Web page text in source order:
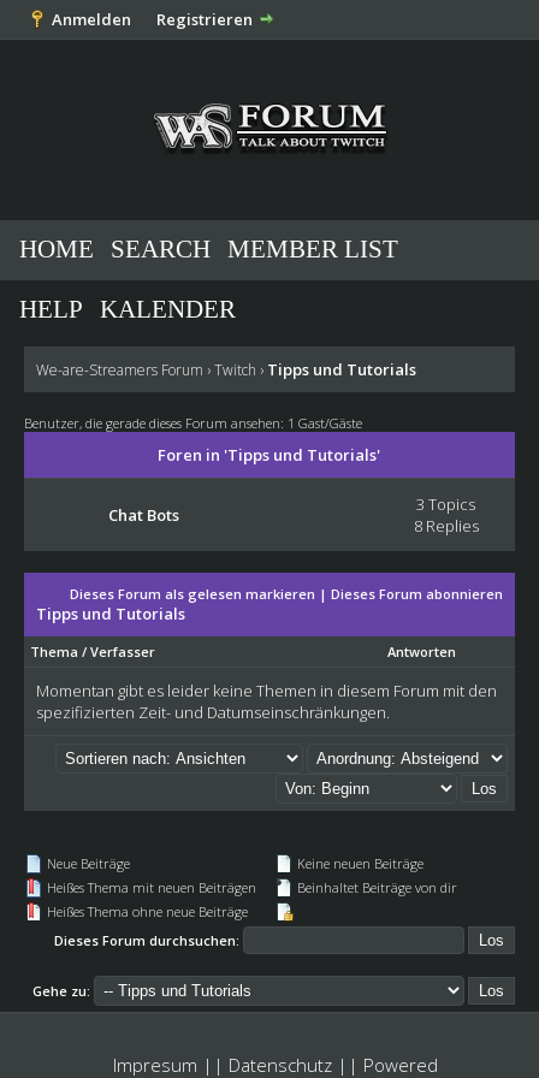
Anmelden Registrieren
HOME SEARCH MEMBER LIST
HELP KALENDER
We-are-Streamers Forum ›Twitch › Tipps und Tutorials
Benutzer, die gerade dieses Forum ansehen: 1 Gast/Gäste
Foren in 'Tipps und Tutorials'
Chat Bots
3 Topics
8 Replies
Dieses Forum als gelesen markieren | Dieses Forum abonnieren
Tipps und Tutorials
Thema / Verfasser Antworten
Momentan gibt es leider keine Themen in diesem Forum mit den
spezifizierten Zeit- und Datumseinschränkungen.
Neue Beiträge
Heißes Thema mit neuen Beiträgen
Heißes Thema ohne neue Beiträge
Keine neuen Beiträge
Beinhaltet Beiträge von dir
Dieses Forum durchsuchen:
Gehe zu:
Impresum || Datenschutz|| Powered